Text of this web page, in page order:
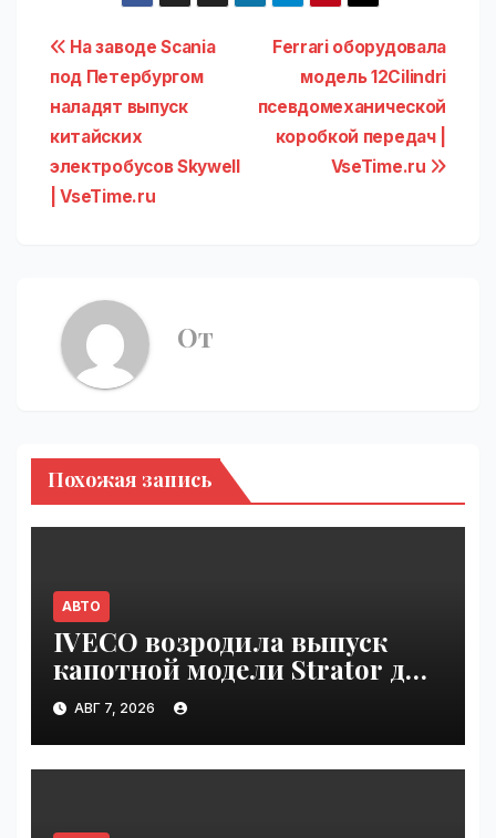
Навигация
по
записям
Ferrari оборудовала
модель 12Cilindri
псевдомеханической
коробкой передач |
VseTime.ru
На заводе Scania
под Петербургом
наладят выпуск
китайских
электробусов Skywell
| VseTime.ru
От
Похожая запись
АВТО
IVECO возродила выпуск
капотной модели Strator для
Европы | VseTime.ru
АВГ 7, 2026